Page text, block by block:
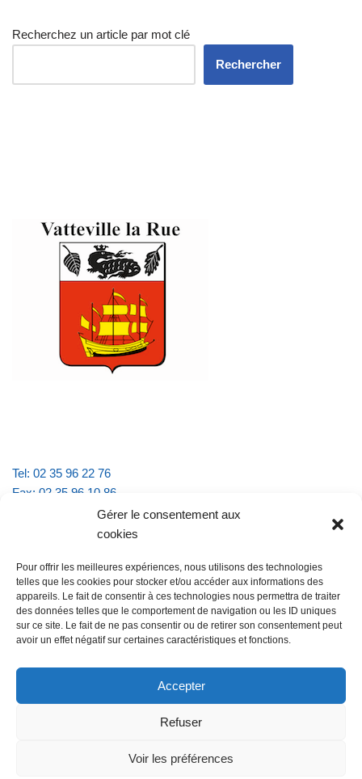
Gérer le consentement aux
cookies
Pour offrir les meilleures expériences, nous utilisons des technologies
telles que les cookies pour stocker et/ou accéder aux informations des
appareils. Le fait de consentir à ces technologies nous permettra de traiter
des données telles que le comportement de navigation ou les ID uniques
sur ce site. Le fait de ne pas consentir ou de retirer son consentement peut
avoir un effet négatif sur certaines caractéristiques et fonctions.
Accepter
Refuser
Voir les préférences
Recherchez un article par mot clé
Rechercher
Tel: 02 35 96 22 76
Fax: 02 35 96 10 86
Email : mairie.vattevillelarue@wanadoo.fr
lundi et jeudi de 9h à 11h30
mardi et vendredi de 16h à 18h30
@Vatteville-la-rue mentions légales